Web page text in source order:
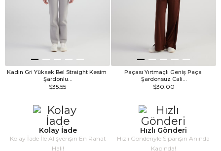
Kadın Gri Yüksek Bel Straight Kesim
Şardonlu…
$35.55
Paçası Yırtmaçlı Geniş Paça
Şardonsuz Cali…
$30.00
Kolay İade
Kolay İade İle Alışverişin En Rahat
Hali!
Hızlı Gönderi
Hızlı Gönderiyle Siparişin Anında
Kapında!